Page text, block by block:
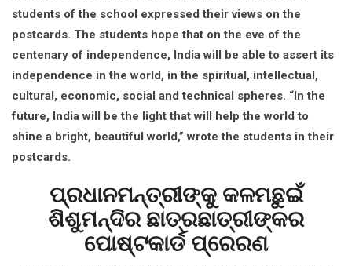
students of the school expressed their views on the
postcards. The students hope that on the eve of the
centenary of independence, India will be able to assert its
independence in the world, in the spiritual, intellectual,
cultural, economic, social and technical spheres. “In the
future, India will be the light that will help the world to
shine a bright, beautiful world,” wrote the students in their
postcards.
ପ୍ରଧାନମନ୍ତ୍ରୀଙ୍କୁ କଳମଛୁଇଁ
ଶିଶୁମନ୍ଦିର ଛାତ୍ରଛାତ୍ରୀଙ୍କର
ପୋଷ୍ଟକାର୍ଡ ପ୍ରେରଣ